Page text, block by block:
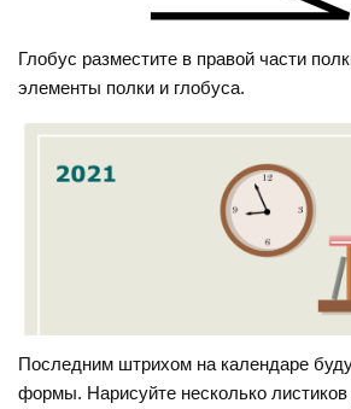
Глобус разместите в правой части
элементы полки и глобуса.
Последним штрихом на календаре
формы. Нарисуйте несколько